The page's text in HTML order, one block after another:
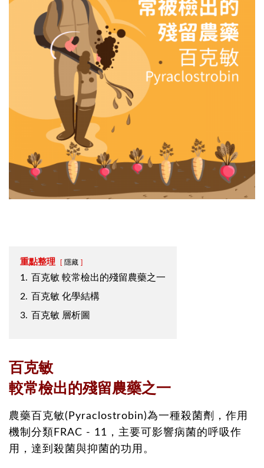
重點整理 隱藏
1. 百克敏 較常檢出的殘留農藥之一
2. 百克敏 化學結構
3. 百克敏 層析圖
百克敏
較常檢出的殘留農藥之一
農藥百克敏(Pyraclostrobin)為一種殺菌劑，作用
機制分類FRAC - 11，主要可影響病菌的呼吸作
用，達到殺菌與抑菌的功用。